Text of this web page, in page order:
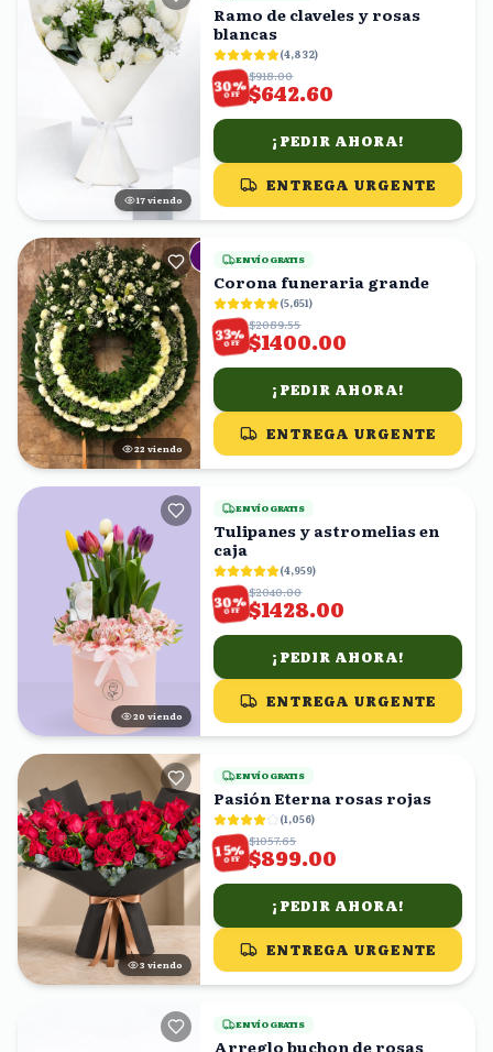
17 viendo
Ramo de claveles y rosas
blancas
(4,832)
30%
OFF
$918.00
$642.60
¡PEDIR AHORA!
ENTREGA URGENTE
21 viendo
ENVÍO GRATIS
Corona funeraria grande
(5,651)
33%
OFF
$2089.55
$1400.00
¡PEDIR AHORA!
ENTREGA URGENTE
20 viendo
ENVÍO GRATIS
Tulipanes y astromelias en
caja
(4,959)
30%
OFF
$2040.00
$1428.00
¡PEDIR AHORA!
ENTREGA URGENTE
4 viendo
ENVÍO GRATIS
Pasión Eterna rosas rojas
(1,056)
15%
OFF
$1057.65
$899.00
¡PEDIR AHORA!
ENTREGA URGENTE
ENVÍO GRATIS
Arreglo buchon de rosas